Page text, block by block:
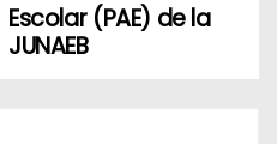
Escolar (PAE) de la
JUNAEB